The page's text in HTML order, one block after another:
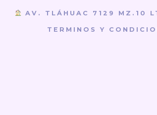
AV. TLÁHUAC 7129 MZ.10
TERMINOS Y